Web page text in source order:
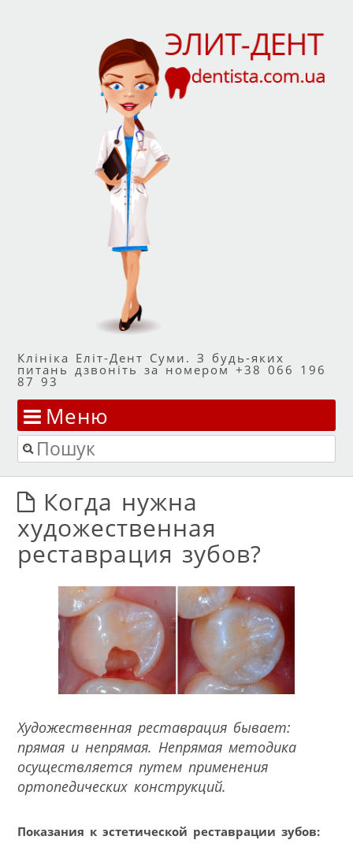
Клініка Еліт-Дент Суми. З будь-яких
питань дзвоніть за номером +38 066 196
87 93
Меню
Перейти до змісту
Пошук
Когда нужна
художественная
реставрация зубов?
Художественная реставрация бывает:
прямая и непрямая. Непрямая методика
осуществляется путем применения
ортопедических конструкций.
Показания к эстетической реставрации зубов: